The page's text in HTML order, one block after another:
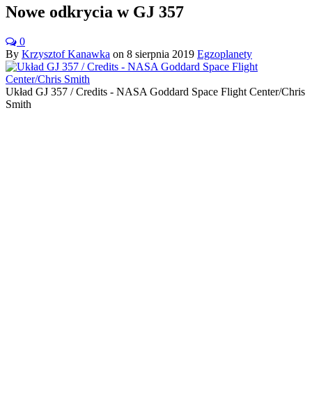
Nowe odkrycia w GJ 357
0
By Krzysztof Kanawka on 8 sierpnia 2019 Egzoplanety
Układ GJ 357 / Credits - NASA Goddard Space Flight Center/Chris
Smith